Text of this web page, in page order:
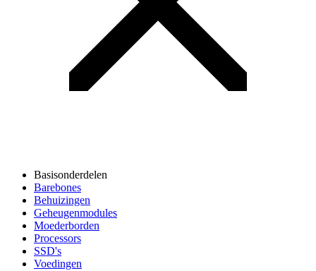
Basisonderdelen
Barebones
Behuizingen
Geheugenmodules
Moederborden
Processors
SSD's
Voedingen